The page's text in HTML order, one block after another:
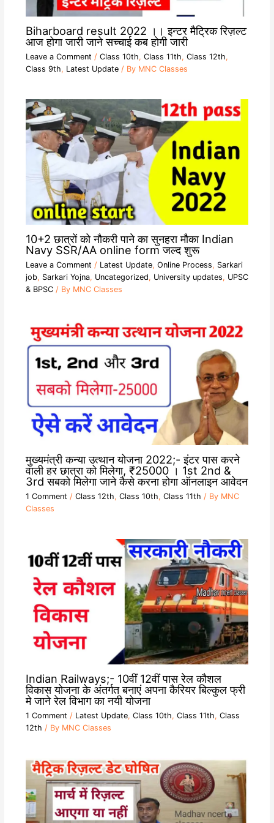
Biharboard result 2022 ।। इन्टर मैट्रिक रिज़ल्ट
आज होगा जारी जाने सच्चाई कब होगी जारी
Leave a Comment / Class 10th, Class 11th, Class 12th,
Class 9th, Latest Update/ By MNC Classes
10+2 छात्रों को नौकरी पाने का सुनहरा मौका Indian
Navy SSR/AA online form जल्द शुरू
Leave a Comment / Latest Update, Online Process, Sarkari
job, Sarkari Yojna, Uncategorized, University updates, UPSC
& BPSC/ By MNC Classes
मुख्यमंत्री कन्या उत्थान योजना 2022;- इंटर पास करने
वाली हर छात्रा को मिलेगा, ₹25000 । 1st 2nd &
3rd सबको मिलेगा जाने कैसे करना होगा ऑनलाइन आवेदन
1 Comment / Class 12th, Class 10th, Class 11th / By MNC
Classes
Indian Railways;- 10वीं 12वीं पास रेल कौशल
विकास योजना के अंतर्गत बनाएं अपना कैरियर बिल्कुल फ्री
मे जाने रेल विभाग का नयी योजना
1 Comment / Latest Update, Class 10th, Class 11th, Class
12th / By MNC Classes